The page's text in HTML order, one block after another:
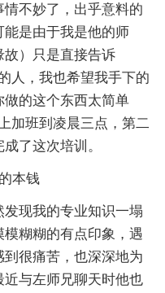
不妙了，出乎意料的
是由于我是他的师
故）只是直接告诉
人，我也希望我手下的
做的这个东西太简单
加班到凌晨三点，第二
了这次培训。
本钱
现我的专业知识一塌
糊糊的有点印象，遇
很痛苦，也深深地为
与左师兄聊天时他也